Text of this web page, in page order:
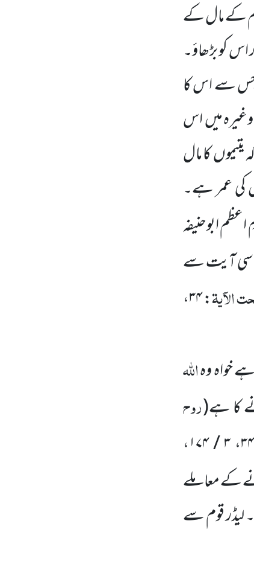
کے مال کے
کو بڑھاؤ۔
جس سے اس کا
میں اس
کا مال
کی عمر ہے۔
ابوحنیفہ
اسی آیت سے
الآیۃ:۳۴،
خواہ وہاللّٰہ
کا ہے(روح
۳۴،۳ / ۱۷۴ ،
کے معاملے
لیڈر قوم سے